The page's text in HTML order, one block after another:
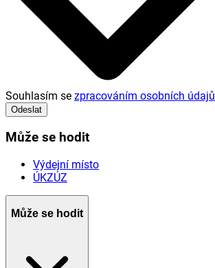
Souhlasím se zpracováním osobních údajů
Odeslat
Může se hodit
Výdejní místo
ÚKZÚZ
Může se hodit